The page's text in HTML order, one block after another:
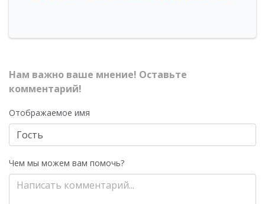
Нам важно ваше мнение! Оставьте
комментарий!
Отображаемое имя
Чем мы можем вам помочь?